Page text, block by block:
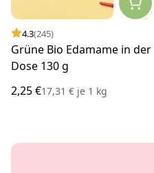
4.3(245)
Grüne Bio Edamame in der
Dose 130 g
2,25 €17,31 € je 1 kg